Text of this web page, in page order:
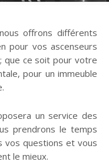
offrons différents
pour vos ascenseurs
que ce soit pour votre
pour un immeuble
un service des
prendrons le temps
vos questions et vous
le mieux.